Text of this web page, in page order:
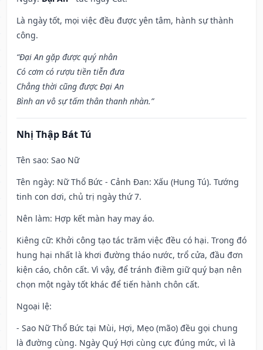
Là ngày tốt, mọi việc đều được yên tâm, hành sự thành
công.
“Đại An gặp được quý nhân
Có cơm có rượu tiền tiễn đưa
Chẳng thời cũng được Đại An
Bình an vô sự tấm thân thanh nhàn.”
Nhị Thập Bát Tú
Tên sao: Sao Nữ
Tên ngày: Nữ Thổ Bức - Cảnh Đan: Xấu (Hung Tú). Tướng
tinh con dơi, chủ trị ngày thứ 7.
Nên làm: Hợp kết màn hay may áo.
Kiêng cữ: Khởi công tạo tác trăm việc đều có hại. Trong đó
hung hại nhất là khơi đường tháo nước, trổ cửa, đầu đơn
kiện cáo, chôn cất. Vì vậy, để tránh điềm giữ quý bạn nên
chọn một ngày tốt khác để tiến hành chôn cất.
Ngoại lệ:
- Sao Nữ Thổ Bức tại Mùi, Hợi, Mẹo (mão) đều gọi chung
là đường cùng. Ngày Quý Hợi cùng cực đúng mức, vì là